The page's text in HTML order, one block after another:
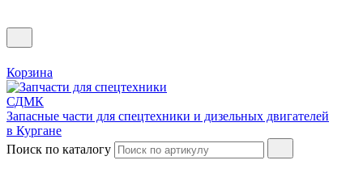
Корзина
Запасные части для спецтехники и дизельных двигателей
в Кургане
Поиск по каталогу